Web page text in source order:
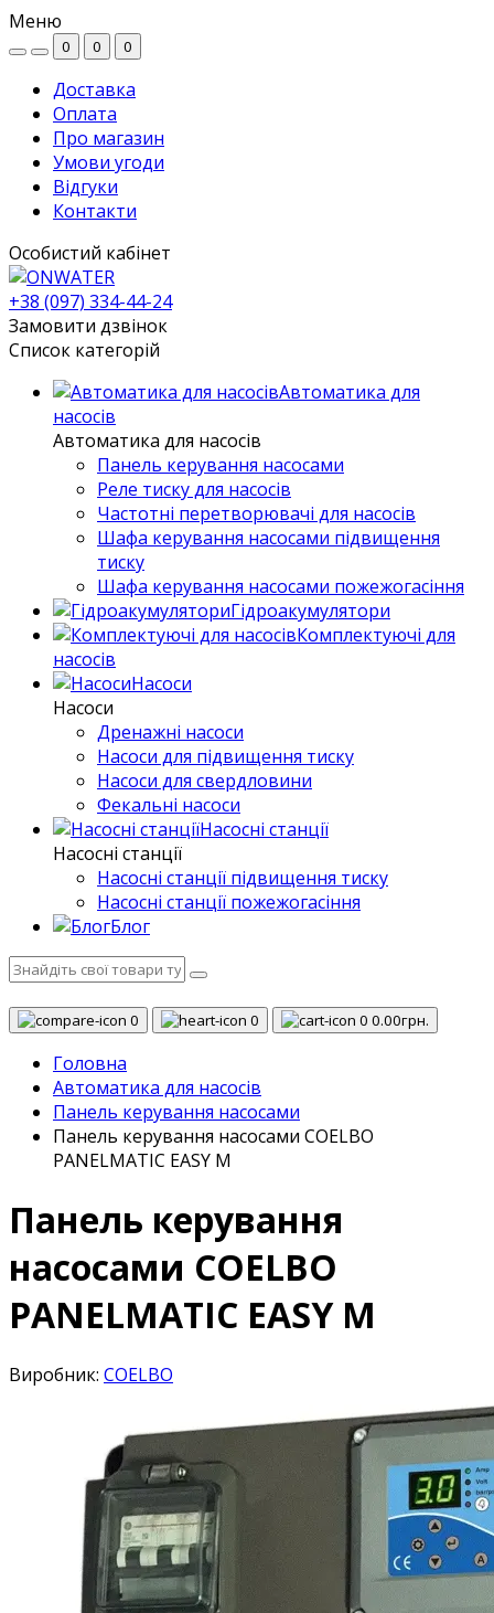
Меню
0 0 0
Доставка
Оплата
Про магазин
Умови угоди
Відгуки
Контакти
Особистий кабінет
+38 (097) 334-44-24
Замовити дзвінок
Список категорій
Автоматика для
насосів
Автоматика для насосів
Панель керування насосами
Реле тиску для насосів
Частотні перетворювачі для насосів
Шафа керування насосами підвищення
тиску
Шафа керування насосами пожежогасіння
Гідроакумулятори
Комплектуючі для
насосів
Насоси
Насоси
Дренажні насоси
Насоси для підвищення тиску
Насоси для свердловини
Фекальні насоси
Насосні станції
Насосні станції
Насосні станції підвищення тиску
Насосні станції пожежогасіння
Блог
0 0 0 0.00грн.
Головна
Автоматика для насосів
Панель керування насосами
Панель керування насосами COELBO
PANELMATIC EASY M
Панель керування
насосами COELBO
PANELMATIC EASY M
Виробник: COELBO